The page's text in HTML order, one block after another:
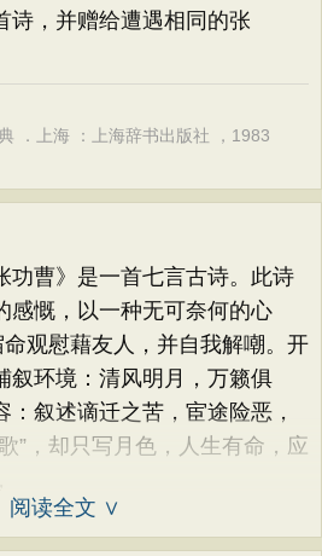
诗，并赠给遭遇相同的张
．上海 ：上海辞书出版社 ，1983
曹》是一首七言古诗。此诗
感慨，以一种无可奈何的心
命观慰藉友人，并自我解嘲。开
叙环境：清风明月，万籁俱
：叙述谪迁之苦，宦途险恶，
”，却只写月色，人生有命，应
阅读全文 ∨